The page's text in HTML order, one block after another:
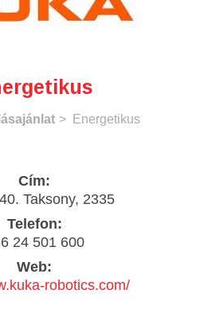
> Energetikus
Cím:
Taksony, 2335
Telefon:
24 501 600
Web:
robotics.com/